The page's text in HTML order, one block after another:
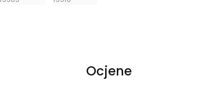
Ocjene